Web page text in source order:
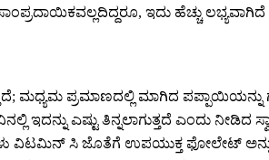
ಇದು ಹೆಚ್ಚು
ಪ್ರಮಾಣದಲ್ಲಿ ಮಾಗಿದ ಪಪ್ಪಾಯಿಯನ್ನು
ಎಷ್ಟು ತಿನ್ನಲಾಗುತ್ತದೆ ಎಂದು ನೀಡಿದ
ವಿಟಮಿನ್ ಸಿ ಜೊತೆಗೆ ಉಪಯುಕ್ತ ಫೋಲೇಟ್ ಅನ್ನು